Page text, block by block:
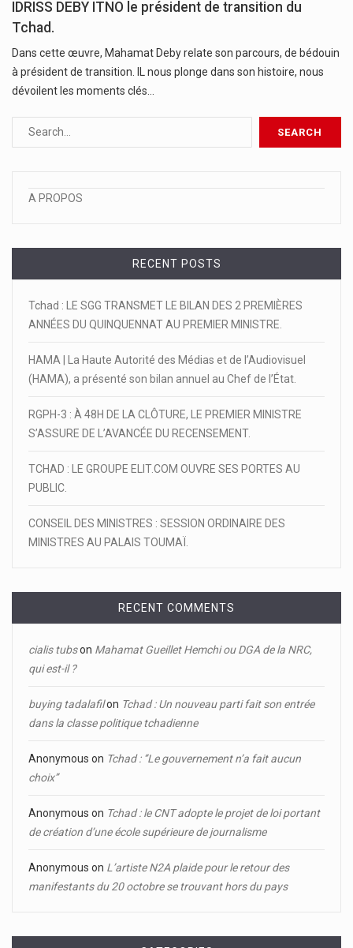
IDRISS DEBY ITNO le président de transition du
Tchad.
Dans cette œuvre, Mahamat Deby relate son parcours, de bédouin
à président de transition. IL nous plonge dans son histoire, nous
dévoilent les moments clés…
A PROPOS
RECENT POSTS
Tchad : LE SGG TRANSMET LE BILAN DES 2 PREMIÈRES
ANNÉES DU QUINQUENNAT AU PREMIER MINISTRE.
HAMA | La Haute Autorité des Médias et de l’Audiovisuel
(HAMA), a présenté son bilan annuel au Chef de l’État.
RGPH-3 : À 48H DE LA CLÔTURE, LE PREMIER MINISTRE
S’ASSURE DE L’AVANCÉE DU RECENSEMENT.
TCHAD : LE GROUPE ELIT.COM OUVRE SES PORTES AU
PUBLIC.
CONSEIL DES MINISTRES : SESSION ORDINAIRE DES
MINISTRES AU PALAIS TOUMAÏ.
RECENT COMMENTS
cialis tubson Mahamat Gueillet Hemchi ou DGA de la NRC,
qui est-il ?
buying tadalafilon Tchad : Un nouveau parti fait son entrée
dans la classe politique tchadienne
Anonymous on Tchad : ‘’Le gouvernement n’a fait aucun
choix’’
Anonymous on Tchad : le CNT adopte le projet de loi portant
de création d’une école supérieure de journalisme
Anonymous on L’artiste N2A plaide pour le retour des
manifestants du 20 octobre se trouvant hors du pays